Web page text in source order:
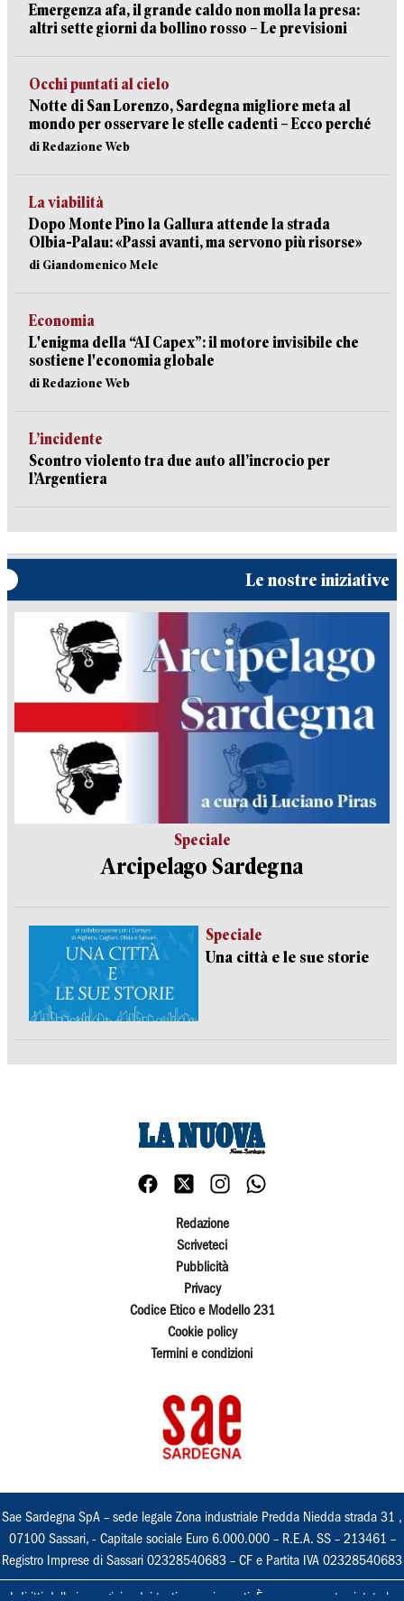
Emergenza afa, il grande caldo non molla la presa:
altri sette giorni da bollino rosso – Le previsioni
Occhi puntati al cielo
Notte di San Lorenzo, Sardegna migliore meta al
mondo per osservare le stelle cadenti – Ecco perché
di Redazione Web
La viabilità
Dopo Monte Pino la Gallura attende la strada
Olbia-Palau: «Passi avanti, ma servono più risorse»
di Giandomenico Mele
Economia
L'enigma della “AI Capex”: il motore invisibile che
sostiene l'economia globale
di Redazione Web
L’incidente
Scontro violento tra due auto all’incrocio per
l’Argentiera
Le nostre iniziative
Speciale
Arcipelago Sardegna
Speciale
Una città e le sue storie
Redazione
Scriveteci
Pubblicità
Privacy
Codice Etico e Modello 231
Cookie policy
Termini e condizioni
Sae Sardegna SpA – sede legale Zona industriale Predda Niedda strada 31 ,
07100 Sassari, - Capitale sociale Euro 6.000.000 – R.E.A. SS – 213461 –
Registro Imprese di Sassari 02328540683 – CF e Partita IVA 02328540683
I diritti delle immagini e dei testi sono riservati. È espressamente vietata la